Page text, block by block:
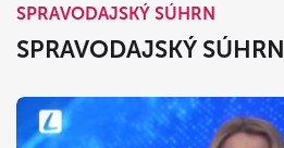
SPRAVODAJSKÝ SÚHRN
SPRAVODAJSKÝ SÚHRN